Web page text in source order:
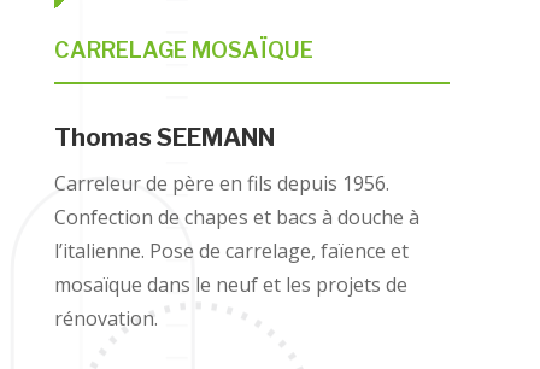
CARRELAGE MOSAÏQUE
Thomas SEEMANN
Carreleur de père en fils depuis 1956.
Confection de chapes et bacs à douche à
l’italienne. Pose de carrelage, faïence et
mosaïque dans le neuf et les projets de
rénovation.